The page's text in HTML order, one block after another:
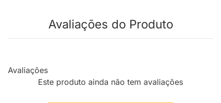
Avaliações do Produto
Avaliações
Este produto ainda não tem avaliações